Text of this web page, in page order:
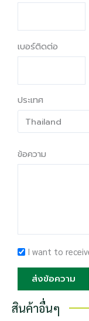
เบอร์ติดต่อ
ประเทศ
ข้อความ
I want to
ส่งข้อความ
สินค้าอื่นๆ